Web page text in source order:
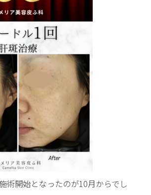
術開始となったのが10月からでし